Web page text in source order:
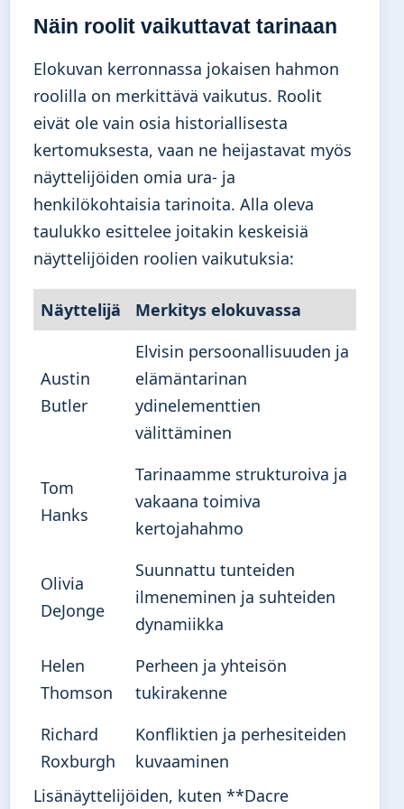
Näin roolit vaikuttavat tarinaan
Elokuvan kerronnassa jokaisen hahmon
roolilla on merkittävä vaikutus. Roolit
eivät ole vain osia historiallisesta
kertomuksesta, vaan ne heijastavat myös
näyttelijöiden omia ura- ja
henkilökohtaisia tarinoita. Alla oleva
taulukko esittelee joitakin keskeisiä
näyttelijöiden roolien vaikutuksia:
Näyttelijä Merkitys elokuvassa
Austin
Butler
Elvisin persoonallisuuden ja
elämäntarinan
ydinelementtien
välittäminen
Tom
Hanks
Tarinaamme strukturoiva ja
vakaana toimiva
kertojahahmo
Olivia
DeJonge
Suunnattu tunteiden
ilmeneminen ja suhteiden
dynamiikka
Helen
Thomson
Perheen ja yhteisön
tukirakenne
Richard
Roxburgh
Konfliktien ja perhesiteiden
kuvaaminen
Lisänäyttelijöiden, kuten **Dacre